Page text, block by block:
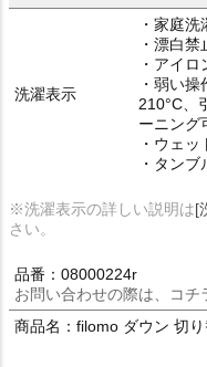
洗濯表示
・家庭洗
・漂白禁
・アイ
・弱い
210°C、
ーニング
・ウェ
・タン
※洗濯表示の詳しい説明は[
さい。
品番：08000224r
お問い合わせの際は、コ
商品名：filomo ダウン 切